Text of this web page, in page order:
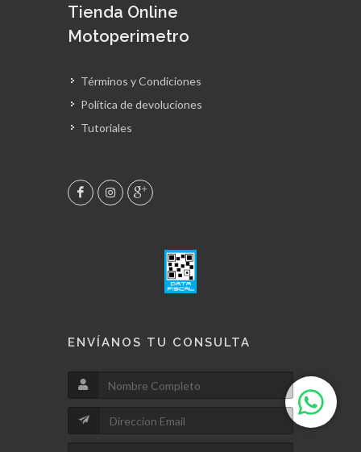
Tienda Online
Motoperimetro
Términos y Condiciones
Política de devoluciones
Tutoriales
ENVÍANOS TU CONSULTA